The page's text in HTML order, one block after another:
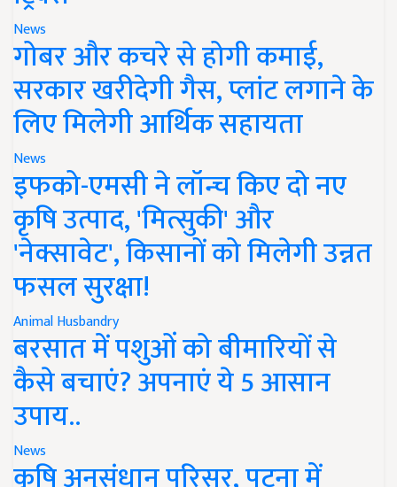
News
गोबर और कचरे से होगी कमाई,
सरकार खरीदेगी गैस, प्लांट लगाने के
लिए मिलेगी आर्थिक सहायता
News
इफको-एमसी ने लॉन्च किए दो नए
कृषि उत्पाद, 'मित्सुकी' और
'नेक्सावेट', किसानों को मिलेगी उन्नत
फसल सुरक्षा!
Animal Husbandry
बरसात में पशुओं को बीमारियों से
कैसे बचाएं? अपनाएं ये 5 आसान
उपाय..
News